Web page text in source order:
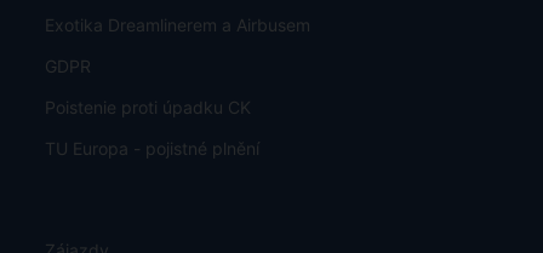
Exotika Dreamlinerem a Airbusem
GDPR
Poistenie proti úpadku CK
TU Europa - pojistné plnění